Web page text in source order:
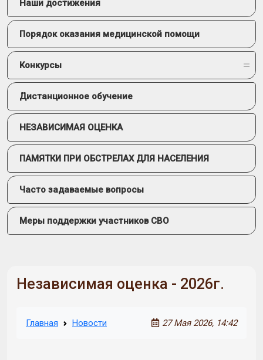
Наши достижения
Порядок оказания медицинской помощи
Конкурсы
Дистанционное обучение
НЕЗАВИСИМАЯ ОЦЕНКА
ПАМЯТКИ ПРИ ОБСТРЕЛАХ ДЛЯ НАСЕЛЕНИЯ
Часто задаваемые вопросы
Меры поддержки участников СВО
Независимая оценка - 2026г.
Главная Новости 27 Мая 2026, 14:42